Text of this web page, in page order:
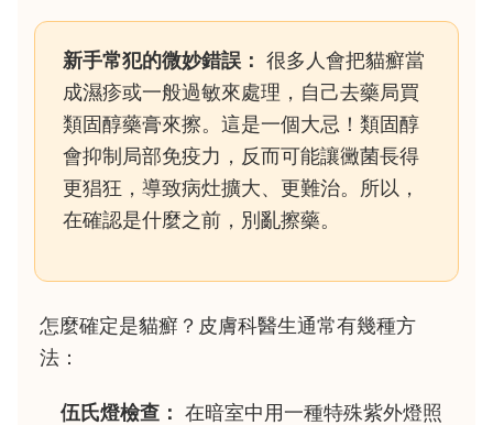
新手常犯的微妙錯誤： 很多人會把貓癬當
成濕疹或一般過敏來處理，自己去藥局買
類固醇藥膏來擦。這是一個大忌！類固醇
會抑制局部免疫力，反而可能讓黴菌長得
更猖狂，導致病灶擴大、更難治。所以，
在確認是什麼之前，別亂擦藥。
怎麼確定是貓癬？皮膚科醫生通常有幾種方
法：
伍氏燈檢查： 在暗室中用一種特殊紫外燈照